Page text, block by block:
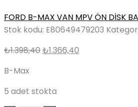
FORD B-MAX VAN MPV ÖN DİSK
Stok kodu: E80649479203
₺1.398,40Orijinal
₺1.366,40
B-Max
5 adet stokta